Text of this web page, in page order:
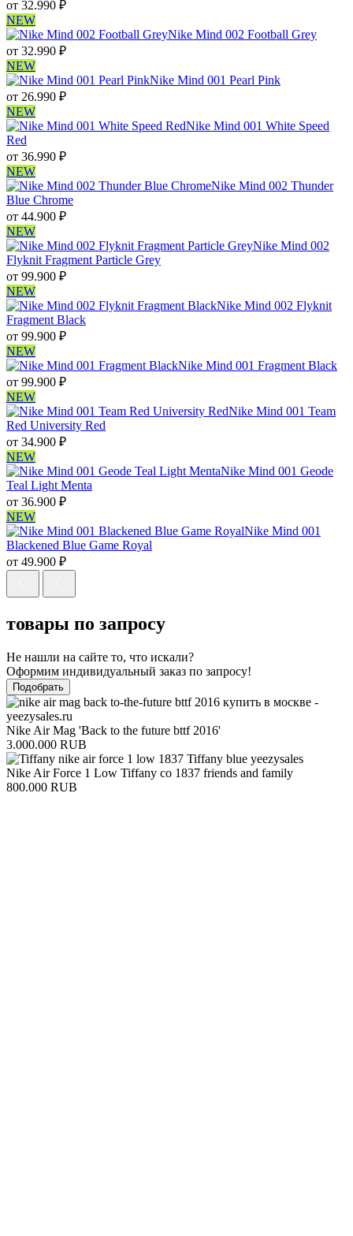
от 32.990 ₽
NEW
Nike Mind 002 Football Grey
от 32.990 ₽
NEW
Nike Mind 001 Pearl Pink
от 26.990 ₽
NEW
Nike Mind 001 White Speed
Red
от 36.990 ₽
NEW
Nike Mind 002 Thunder
Blue Chrome
от 44.900 ₽
NEW
Nike Mind 002
Flyknit Fragment Particle Grey
от 99.900 ₽
NEW
Nike Mind 002 Flyknit
Fragment Black
от 99.900 ₽
NEW
Nike Mind 001 Fragment Black
от 99.900 ₽
NEW
Nike Mind 001 Team
Red University Red
от 34.900 ₽
NEW
Nike Mind 001 Geode
Teal Light Menta
от 36.900 ₽
NEW
Nike Mind 001
Blackened Blue Game Royal
от 49.900 ₽
товары по запросу
Не нашли на сайте то, что искали?
Оформим индивидуальный заказ по запросу!
Подобрать
Nike Air Mag 'Back to the future bttf 2016'
3.000.000 RUB
Nike Air Force 1 Low Tiffany co 1837 friends and family
800.000 RUB